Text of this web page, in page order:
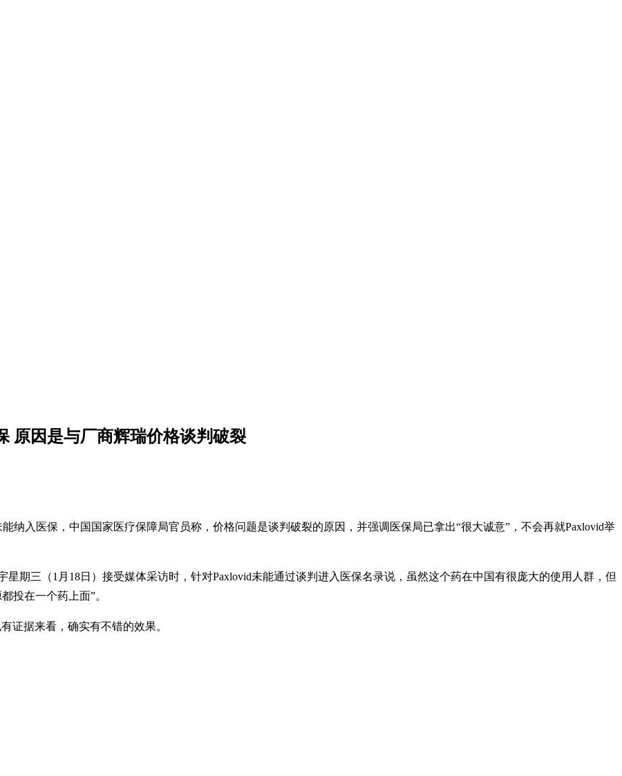
原因是与厂商辉瑞​价格谈判破裂
纳入医保，中国国家医疗保障局官员称，价格问题是谈判破裂的原因，并强调医保局已拿出“很大诚意”，不会再就Paxlovid举
期三（1月18日）接受媒体采访时，针对Paxlovid未能通过谈判进入医保名录说，虽然这个药在中国有很庞大的使用人群，但
投在一个药上面”。
证据来看，确实有不错的效果。